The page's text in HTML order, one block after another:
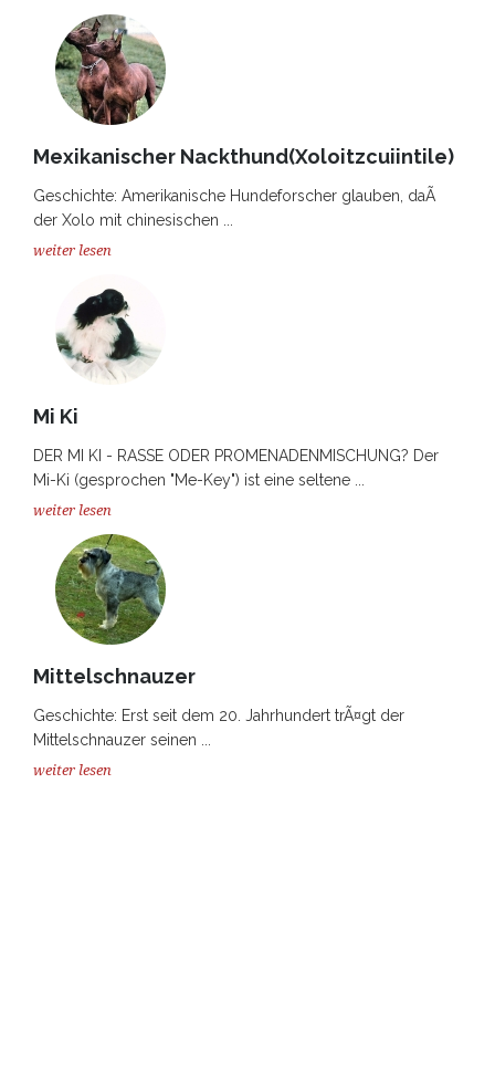
Mexikanischer Nackthund(Xoloitzcuiintile)
Geschichte: Amerikanische Hundeforscher glauben, daÃ
der Xolo mit chinesischen ...
weiter lesen
Mi Ki
DER MI KI - RASSE ODER PROMENADENMISCHUNG? Der
Mi-Ki (gesprochen "Me-Key") ist eine seltene ...
weiter lesen
Mittelschnauzer
Geschichte: Erst seit dem 20. Jahrhundert trÃ¤gt der
Mittelschnauzer seinen ...
weiter lesen